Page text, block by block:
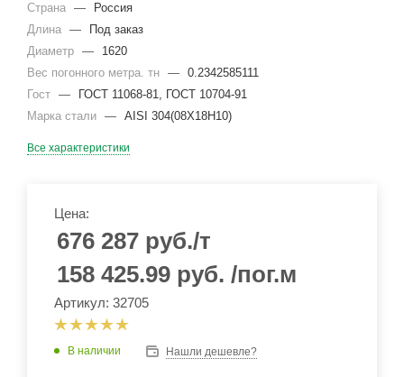
Страна —
Россия
Длина —
Под заказ
Диаметр —
1620
Вес погонного метра. тн — 0.2342585111
Гост —
ГОСТ 11068-81, ГОСТ 10704-91
Марка стали — AISI 304(08Х18Н10)
Все характеристики
Цена:
676 287 руб./т
158 425.99 руб. /пог.м
Артикул: 32705
В наличии Нашли дешевле?